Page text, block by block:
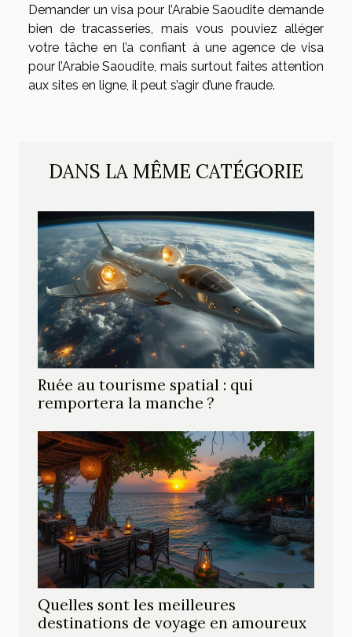
Demander un visa pour l’Arabie Saoudite demande
bien de tracasseries, mais vous pouviez alléger
votre tâche en l’a confiant à une agence de visa
pour l’Arabie Saoudite, mais surtout faites attention
aux sites en ligne, il peut s’agir d’une fraude.
DANS LA MÊME CATÉGORIE
Ruée au tourisme spatial : qui
remportera la manche ?
Quelles sont les meilleures
destinations de voyage en amoureux